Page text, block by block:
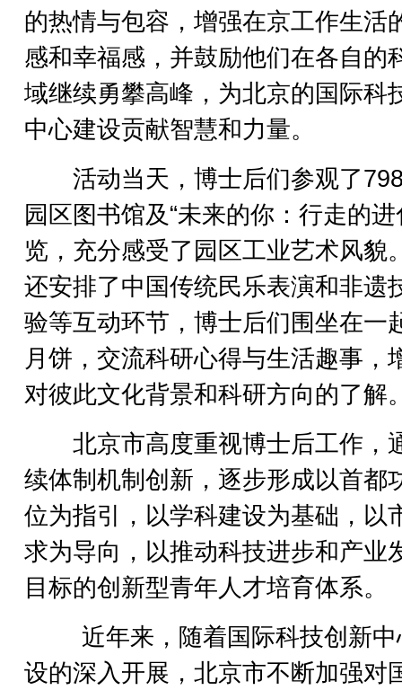
的热情与包容，增强在京工作生活
感和幸福感，并鼓励他们在各自的
域继续勇攀高峰，为北京的国际科
中心建设贡献智慧和力量。
活动当天，博士后们参观了
园区图书馆及“未来的你：行走的进
览，充分感受了园区工业艺术风貌
还安排了中国传统民乐表演和非遗
验等互动环节，博士后们围坐在一
月饼，交流科研心得与生活趣事，
对彼此文化背景和科研方向的了解
北京市高度重视博士后工作，
续体制机制创新，逐步形成以首都
位为指引，以学科建设为基础，以
求为导向，以推动科技进步和产业
目标的创新型青年人才培育体系。
近年来，随着国际科技创新中
设的深入开展，北京市不断加强对